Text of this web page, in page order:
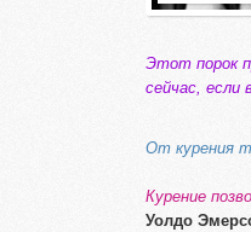
Этот порок
сейчас,
От курения
Курение
Уолдо